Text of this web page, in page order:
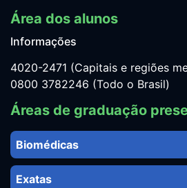
Área dos alunos
Informações
4020-2471 (Capitais e regiões
0800 3782246 (Todo o Brasil)
Áreas de graduação
Biomédicas
Exatas